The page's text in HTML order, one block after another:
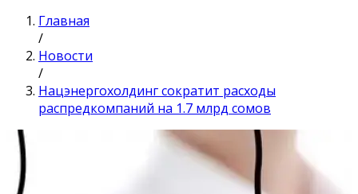
Главная
/
Новости
/
Нацэнергохолдинг сократит расходы
распредкомпаний на 1.7 млрд сомов